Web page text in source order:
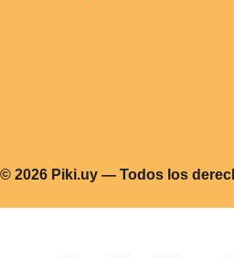
© 2026 Piki.uy — Todos los